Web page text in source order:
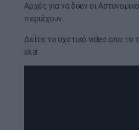
Αρχές για να δουν οι
περιέχουν.
Δείτε το σχετικό video απο το
skai: